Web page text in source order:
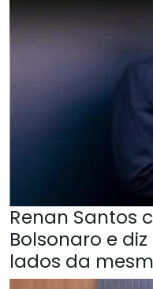
Renan Santos
Bolsonaro e
lados da